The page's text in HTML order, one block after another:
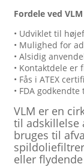
Fordele ved
• Udviklet til
• Mulighed for
• Alsidig
• Kontaktdele
• Fås i ATEX
• FDA
VLM er en
til adskillelse
bruges til
eller